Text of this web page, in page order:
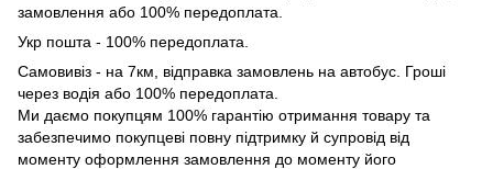
замовлення або 100% передоплата.
Укр пошта - 100% передоплата.
Самовивіз - на 7км, відправка замовлень на автобус. Гроші
через водія або 100% передоплата.
Ми даємо покупцям 100% гарантію отримання товару та
забезпечимо покупцеві повну підтримку й супровід від
моменту оформлення замовлення до моменту його